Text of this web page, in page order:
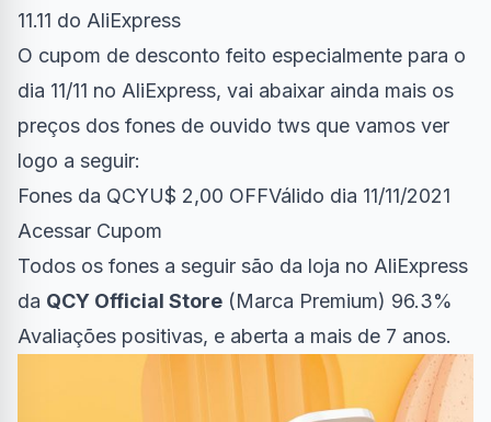
11.11 do AliExpress
O cupom de desconto feito especialmente para o
dia 11/11 no AliExpress, vai abaixar ainda mais os
preços dos fones de ouvido tws que vamos ver
logo a seguir:
Fones da QCYU$ 2,00 OFFVálido dia 11/11/2021
Acessar Cupom
Todos os fones a seguir são da loja no AliExpress
da QCY Official Store (Marca Premium) 96.3%
Avaliações positivas, e aberta a mais de 7 anos.